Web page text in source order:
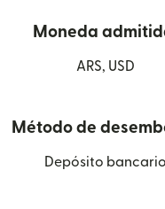
Moneda
ARS, USD
Método de
Depósito bancario